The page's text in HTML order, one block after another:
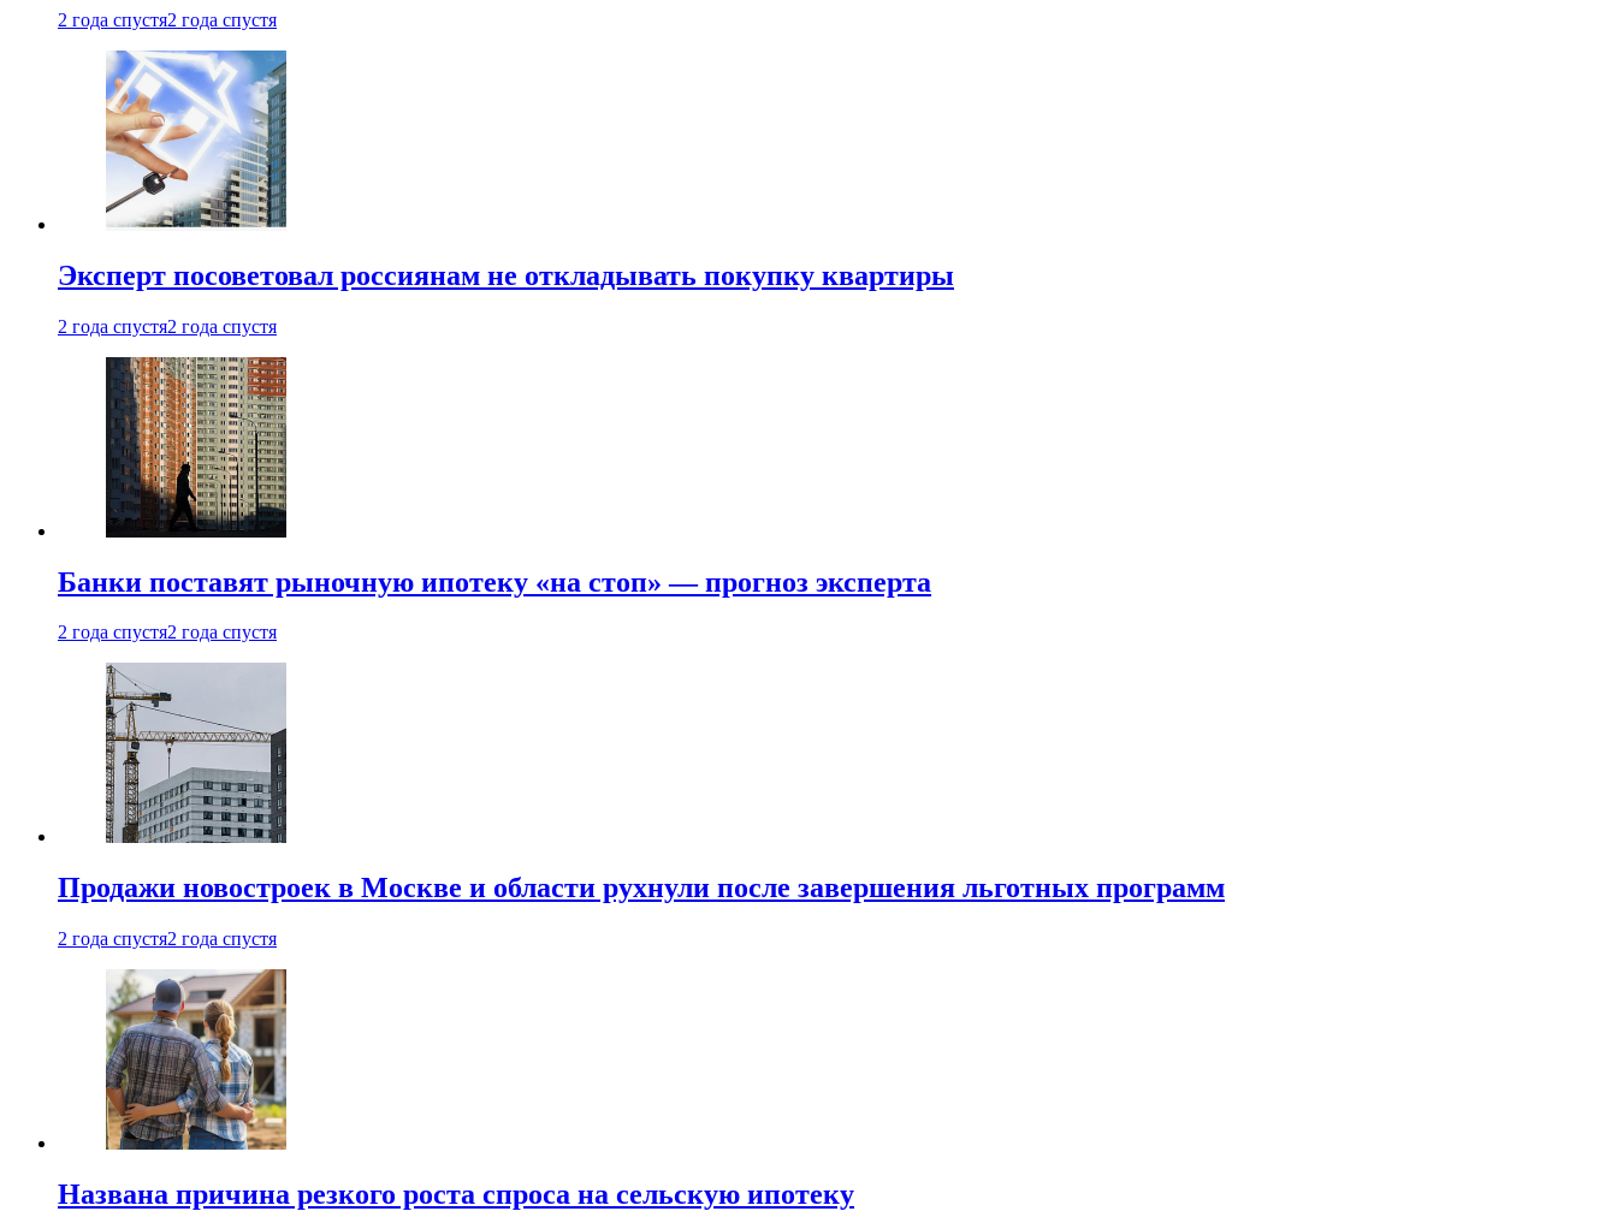
2 года спустя2 года спустя
Эксперт посоветовал россиянам не откладывать покупку квартиры
2 года спустя2 года спустя
Банки поставят рыночную ипотеку «на стоп» — прогноз эксперта
2 года спустя2 года спустя
Продажи новостроек в Москве и области рухнули после завершения льготных программ
2 года спустя2 года спустя
Названа причина резкого роста спроса на сельскую ипотеку